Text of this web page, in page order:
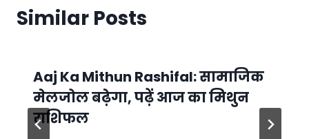
Similar Posts
Aaj Ka Mithun Rashifal: सामाजिक
मेलजोल बढ़ेगा, पढ़ें आज का मिथुन
राशिफल